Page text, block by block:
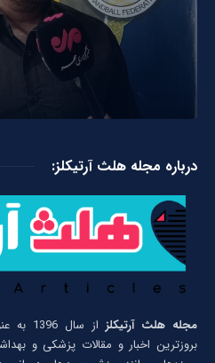
درباره مجله هلث آرتیکلز:
مجله هلث آرتیکلز
از
بروزترین اخبار و مقالات پزشکی و